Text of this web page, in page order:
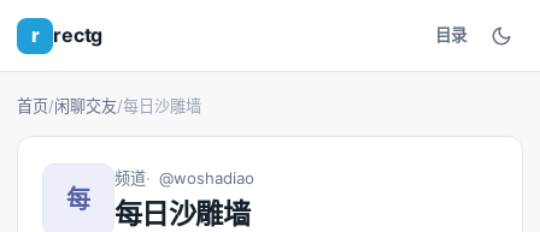
r rectg 目录
首页/闲聊交友/每日沙雕墙
每
频道 @woshadiao
每日沙雕墙